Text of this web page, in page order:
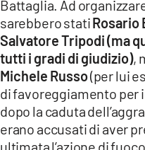
Battaglia. Ad
sarebbero statiRosario
Salvatore Tripodi (ma
tutti i gradi di giudizio),
Michele Russo(per lui
di favoreggiamento
dopo la caduta
erano accusati di aver